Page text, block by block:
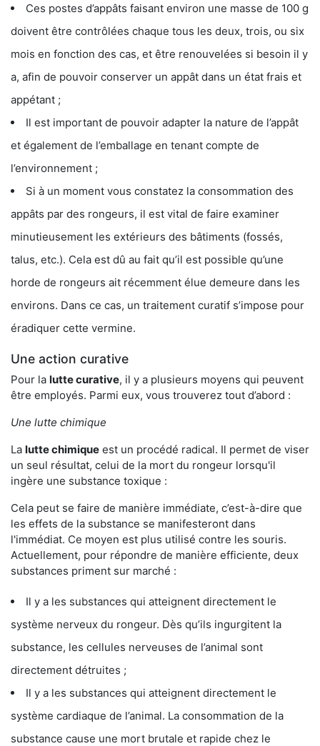
Ces postes d’appâts faisant environ une masse de 100 g
doivent être contrôlées chaque tous les deux, trois, ou six
mois en fonction des cas, et être renouvelées si besoin il y
a, afin de pouvoir conserver un appât dans un état frais et
appétant ;
Il est important de pouvoir adapter la nature de l’appât
et également de l’emballage en tenant compte de
l’environnement ;
Si à un moment vous constatez la consommation des
appâts par des rongeurs, il est vital de faire examiner
minutieusement les extérieurs des bâtiments (fossés,
talus, etc.). Cela est dû au fait qu’il est possible qu’une
horde de rongeurs ait récemment élue demeure dans les
environs. Dans ce cas, un traitement curatif s’impose pour
éradiquer cette vermine.
Une action curative
Pour la lutte curative, il y a plusieurs moyens qui peuvent
être employés. Parmi eux, vous trouverez tout d’abord :
Une lutte chimique
La lutte chimique est un procédé radical. Il permet de viser
un seul résultat, celui de la mort du rongeur lorsqu'il
ingère une substance toxique :
Cela peut se faire de manière immédiate, c’est-à-dire que
les effets de la substance se manifesteront dans
l'immédiat. Ce moyen est plus utilisé contre les souris.
Actuellement, pour répondre de manière efficiente, deux
substances priment sur marché :
Il y a les substances qui atteignent directement le
système nerveux du rongeur. Dès qu’ils ingurgitent la
substance, les cellules nerveuses de l’animal sont
directement détruites ;
Il y a les substances qui atteignent directement le
système cardiaque de l’animal. La consommation de la
substance cause une mort brutale et rapide chez le